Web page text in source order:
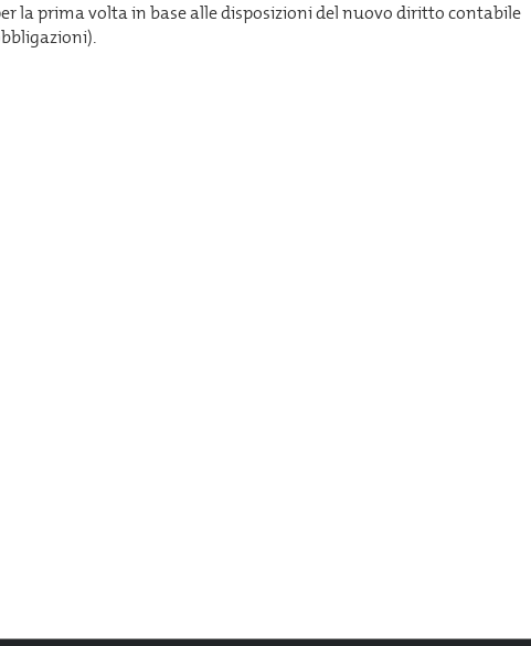
la prima volta in base alle disposizioni del nuovo diritto contabile